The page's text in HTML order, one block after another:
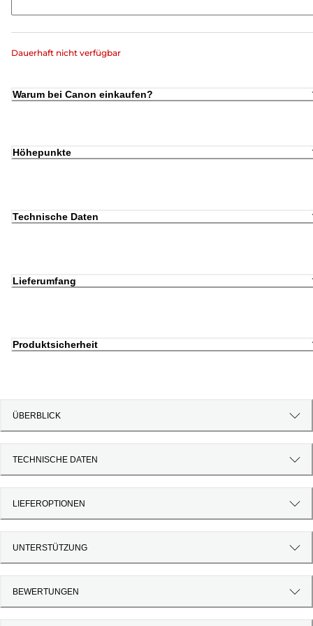
Dauerhaft nicht verfügbar
Warum bei Canon einkaufen?
Höhepunkte
Technische Daten
Lieferumfang
Produktsicherheit
ÜBERBLICK
TECHNISCHE DATEN
LIEFEROPTIONEN
UNTERSTÜTZUNG
BEWERTUNGEN